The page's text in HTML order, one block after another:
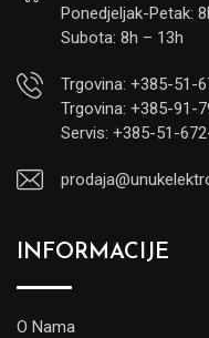
Ponedjeljak-Petak:
Subota: 8h – 13h
Trgovina: +385-51-
Trgovina: +385-91-
Servis: +385-51-
INFORMACIJE
O Nama